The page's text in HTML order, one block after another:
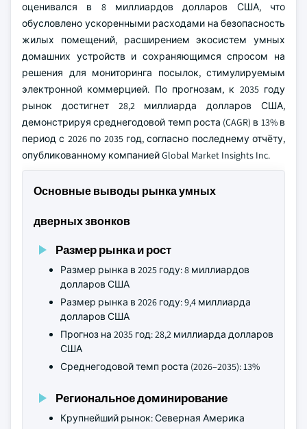
оценивался в 8 миллиардов долларов США, что
обусловлено ускоренными расходами на безопасность
жилых помещений, расширением экосистем умных
домашних устройств и сохраняющимся спросом на
решения для мониторинга посылок, стимулируемым
электронной коммерцией. По прогнозам, к 2035 году
рынок достигнет 28,2 миллиарда долларов США,
демонстрируя среднегодовой темп роста (CAGR) в 13% в
период с 2026 по 2035 год, согласно последнему отчёту,
опубликованному компанией Global Market Insights Inc.
Основные выводы рынка умных
дверных звонков
Размер рынка и рост
Размер рынка в 2025 году: 8 миллиардов
долларов США
Размер рынка в 2026 году: 9,4 миллиарда
долларов США
Прогноз на 2035 год: 28,2 миллиарда долларов
США
Среднегодовой темп роста (2026–2035): 13%
Региональное доминирование
Крупнейший рынок: Северная Америка